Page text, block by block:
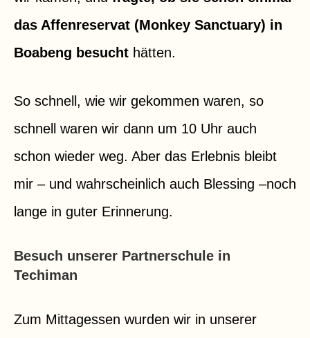
das Affenreservat (Monkey Sanctuary) in
Boabeng besucht hätten.
So schnell, wie wir gekommen waren, so
schnell waren wir dann um 10 Uhr auch
schon wieder weg. Aber das Erlebnis bleibt
mir – und wahrscheinlich auch Blessing –noch
lange in guter Erinnerung.
Besuch unserer Partnerschule in
Techiman
Zum Mittagessen wurden wir in unserer